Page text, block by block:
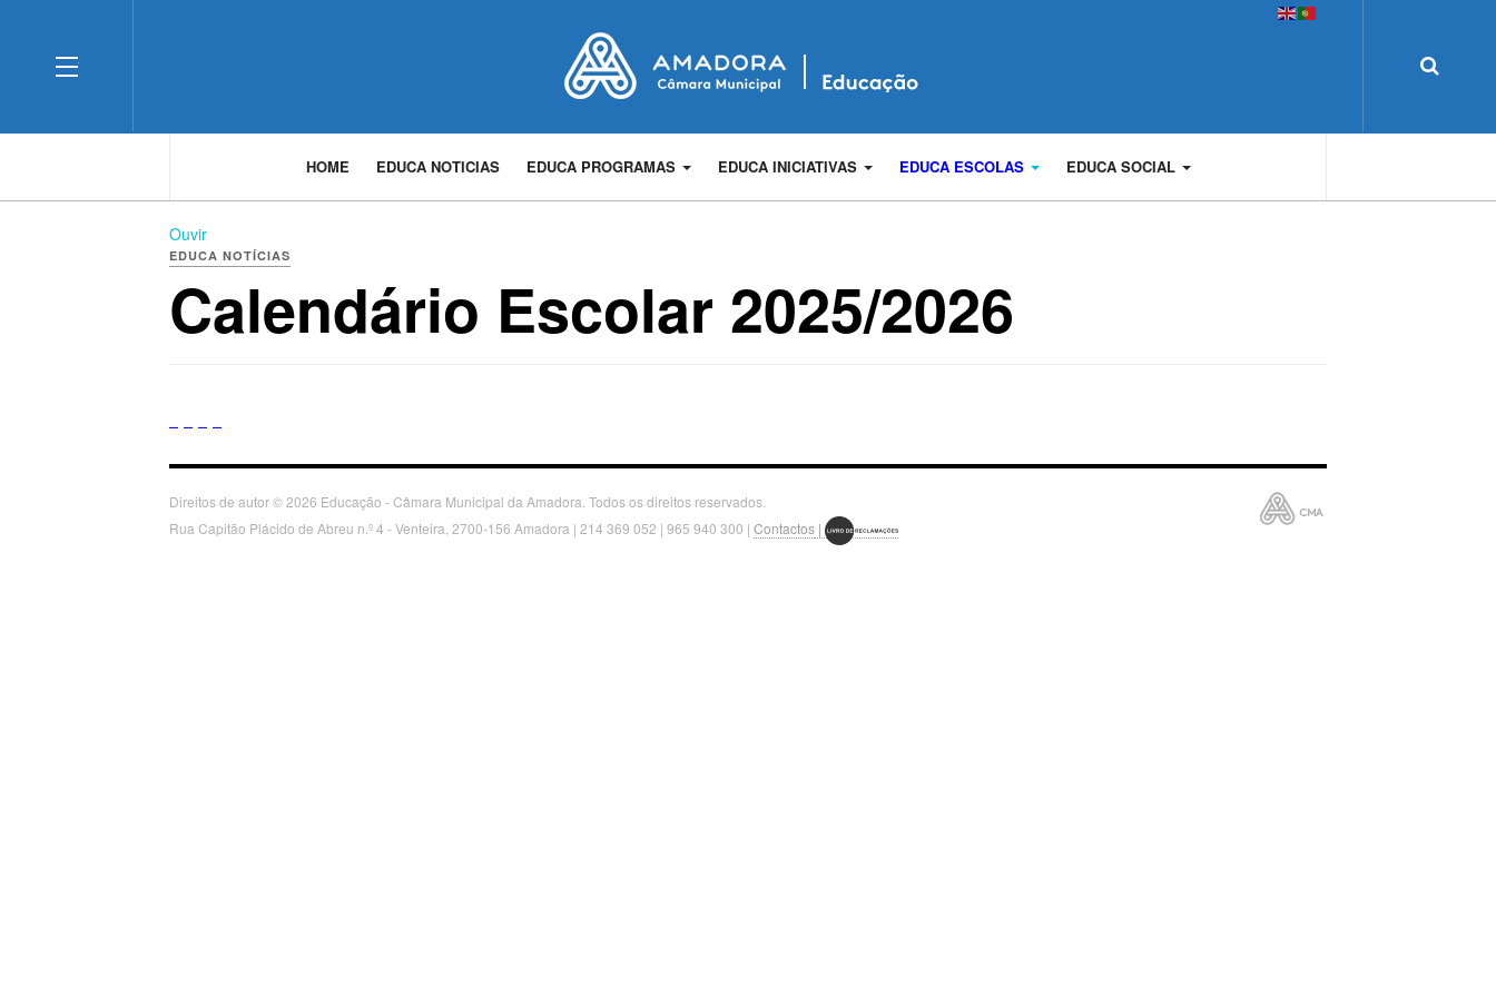
OFF CANVAS
HOME EDUCA NOTICIAS EDUCA PROGRAMAS EDUCA INICIATIVAS EDUCA ESCOLAS EDUCA SOCIAL
Ouvir
EDUCA NOTÍCIAS
Calendário Escolar 2025/2026
Direitos de autor © 2026 Educação - Câmara Municipal da Amadora. Todos os direitos reservados.
Rua Capitão Plácido de Abreu n.º 4 - Venteira, 2700-156 Amadora | 214 369 052 | 965 940 300 | Contactos |